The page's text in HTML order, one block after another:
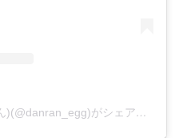
たまご専門店danran(だんらん)(@danran_egg)がシェアした投稿